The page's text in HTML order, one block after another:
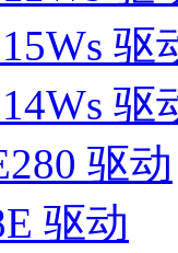
驱
驱
驱动
驱动